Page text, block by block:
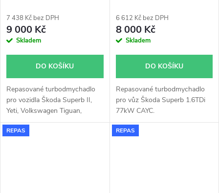
7 438 Kč bez DPH
9 000 Kč
Skladem
DO KOŠÍKU
Repasované turbodmychadlo
pro vozidla Škoda Superb II,
Yeti, Volkswagen Tiguan,
Touran, Sharan, Scirocco, CC,
Caddy, Passat B7, Golf VI, Seat
6 612 Kč bez DPH
8 000 Kč
Skladem
DO KOŠÍKU
Repasované turbodmychadlo
pro vůz Škoda Superb 1.6TDi
77kW CAYC.
REPAS REPAS